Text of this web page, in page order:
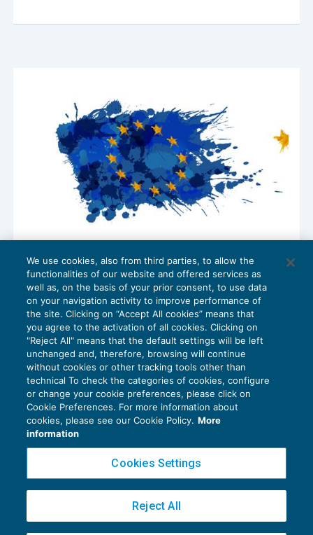
BREXIT: la Gran Bretagna fuori dalla
Unione Europea
FINANZA03/08/2016
diMarco Degiorgis
Privacy Policy
Cookie Policy
Copyright 2016 ©Gruppo Euroconference S.p.A.v2.32.4
Piazza Luigi Einaudi, 10N01 - 20124 Milano - info@ecnews.it
We use cookies, also from third parties, to allow the
functionalities of our website and offered services as
well as, on the basis of your prior consent, to use data
on your navigation activity to improve performance of
the site. Clicking on “Accept All cookies” means that
you agree to the activation of all cookies. Clicking on
"Reject All" means that the default settings will be left
unchanged and, therefore, browsing will continue
without cookies or other tracking tools other than
technical To check the categories of cookies, configure
or change your cookie preferences, please click on
Cookie Preferences. For more information about
cookies, please see our Cookie Policy. More
information
Cookies Settings
Reject All